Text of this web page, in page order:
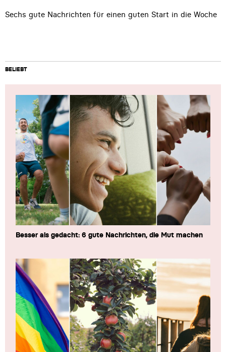
Sechs gute Nachrichten für einen guten Start in die Woche
BELIEBT
Besser als gedacht: 6 gute Nachrichten, die Mut machen